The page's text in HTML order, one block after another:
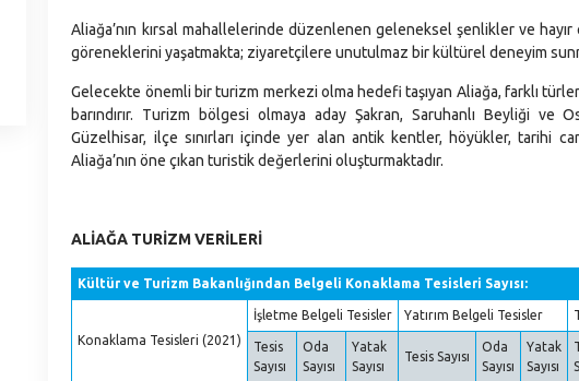
Aliağa’nın kırsal mahallelerinde düzenlenen geleneksel şenlikler ve
göreneklerini yaşatmakta; ziyaretçilere unutulmaz bir kültürel deneyim
Gelecekte önemli bir turizm merkezi olma hedefi taşıyan Aliağa, farklı
barındırır. Turizm bölgesi olmaya aday Şakran, Saruhanlı Beyliği ve
Güzelhisar, ilçe sınırları içinde yer alan antik kentler, höyükler, tarihi
Aliağa’nın öne çıkan turistik değerlerini oluşturmaktadır.
ALİAĞA TURİZM VERİLERİ
Kültür ve Turizm Bakanlığından Belgeli Konaklama Tesisleri Sayısı:
Konaklama Tesisleri (2021)
İşletme Belgeli Tesisler Yatırım Belgeli Tesisler
Tesis
Sayısı
Oda
Sayısı
Yatak
Sayısı
Tesis Sayısı
Oda
Sayısı
Yatak
Sayısı